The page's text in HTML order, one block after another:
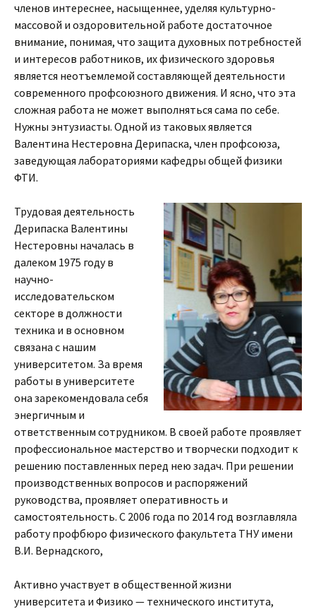
членов интереснее, насыщеннее, уделяя культурно-
массовой и оздоровительной работе достаточное
внимание, понимая, что защита духовных потребностей
и интересов работников, их физического здоровья
является неотъемлемой составляющей деятельности
современного профсоюзного движения. И ясно, что эта
сложная работа не может выполняться сама по себе.
Нужны энтузиасты. Одной из таковых является
Валентина Нестеровна Дерипаска, член профсоюза,
заведующая лабораториями кафедры общей физики
ФТИ.
Трудовая деятельность
Дерипаска Валентины
Нестеровны началась в
далеком 1975 году в
научно-
исследовательском
секторе в должности
техника и в основном
связана с нашим
университетом. За время
работы в университете
она зарекомендовала себя
энергичным и
ответственным сотрудником. В своей работе проявляет
профессиональное мастерство и творчески подходит к
решению поставленных перед нею задач. При решении
производственных вопросов и распоряжений
руководства, проявляет оперативность и
самостоятельность. С 2006 года по 2014 год возглавляла
работу профбюро физического факультета ТНУ имени
В.И. Вернадского,
Активно участвует в общественной жизни
университета и Физико — технического института,